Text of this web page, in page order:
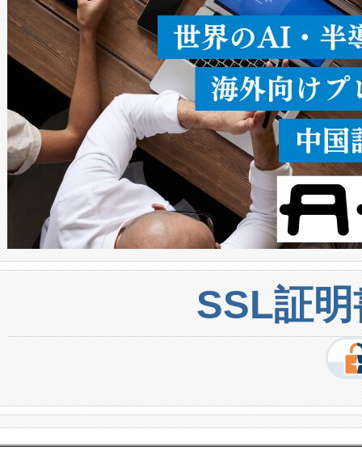
密度なスキャ […]
SSL証